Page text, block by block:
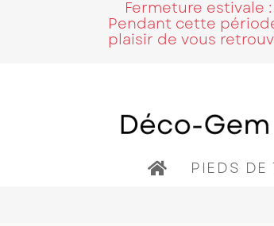
Fermeture estivale
Pendant cette
plaisir de vous
HomePIEDS DE